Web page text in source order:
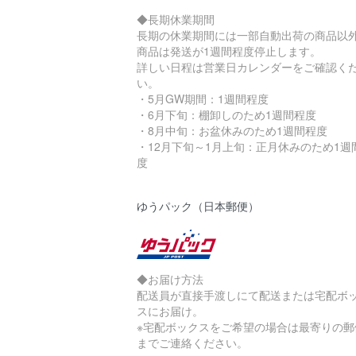
◆長期休業期間
長期の休業期間には一部自動出荷の商品以
商品は発送が1週間程度停止します。
詳しい日程は営業日カレンダーをご確認く
い。
・5月GW期間：1週間程度
・6月下旬：棚卸しのため1週間程度
・8月中旬：お盆休みのため1週間程度
・12月下旬～1月上旬：正月休みのため1週
度
ゆうパック（日本郵便）
◆お届け方法
配送員が直接手渡しにて配送または宅配ボ
スにお届け。
※宅配ボックスをご希望の場合は最寄りの
までご連絡ください。